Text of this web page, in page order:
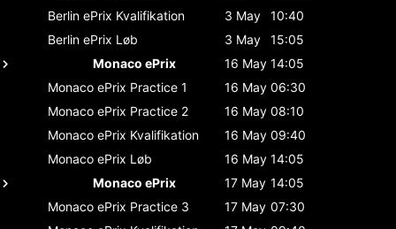
Berlin ePrix Kvalifikation 3 May
10:40
Berlin ePrix Løb 3 May
15:05
Monaco ePrix
16 May 14:05
Monaco ePrix Practice 1 16 May 06:30
Monaco ePrix Practice 2 16 May 08:10
Monaco ePrix Kvalifikation 16 May 09:40
Monaco ePrix Løb 16 May 14:05
Monaco ePrix
17 May 14:05
Monaco ePrix Practice 3 17 May 07:30